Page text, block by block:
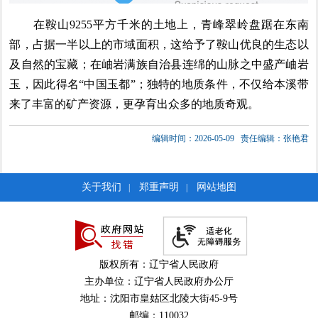
在鞍山9255平方千米的土地上，青峰翠岭盘踞在东南
部，占据一半以上的市域面积，这给予了鞍山优良的生态以
及自然的宝藏；在岫岩满族自治县连绵的山脉之中盛产岫岩
玉，因此得名“中国玉都”；独特的地质条件，不仅给本溪带
来了丰富的矿产资源，更孕育出众多的地质奇观。
编辑时间：2026-05-09 责任编辑：张艳君
关于我们 郑重声明 网站地图
版权所有：辽宁省人民政府
主办单位：辽宁省人民政府办公厅
地址：沈阳市皇姑区北陵大街45-9号
邮编：110032